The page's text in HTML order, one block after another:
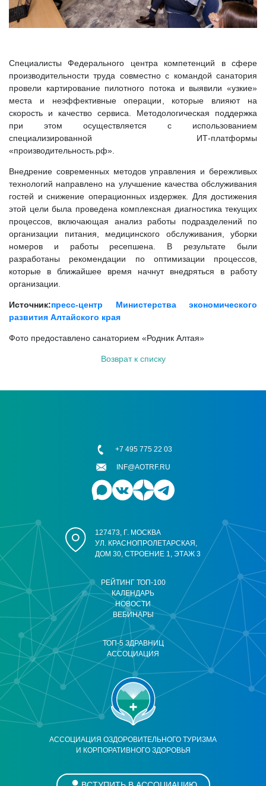
Специалисты Федерального центра компетенций в сфере
производительности труда совместно с командой санатория
провели картирование пилотного потока и выявили «узкие»
места и неэффективные операции, которые влияют на
скорость и качество сервиса. Методологическая поддержка
при этом осуществляется с использованием
специализированной ИТ-платформы
«производительность.рф».
Внедрение современных методов управления и бережливых
технологий направлено на улучшение качества обслуживания
гостей и снижение операционных издержек. Для достижения
этой цели была проведена комплексная диагностика текущих
процессов, включающая анализ работы подразделений по
организации питания, медицинского обслуживания, уборки
номеров и работы ресепшена. В результате были
разработаны рекомендации по оптимизации процессов,
которые в ближайшее время начнут внедряться в работу
организации.
Источник:пресс-центр Министерства экономического
развития Алтайского края
Фото предоставлено санаторием «Родник Алтая»
Возврат к списку
АССОЦИАЦИЯ ОЗДОРОВИТЕЛЬНОГО ТУРИЗМА
И КОРПОРАТИВНОГО ЗДОРОВЬЯ
РЕЙТИНГ ТОП-100
КАЛЕНДАРЬ
НОВОСТИ
ВЕБИНАРЫ
ТОП-5 ЗДРАВНИЦ
АССОЦИАЦИЯ
127473, Г. МОСКВА
УЛ. КРАСНОПРОЛЕТАРСКАЯ,
ДОМ 30, СТРОЕНИЕ 1, ЭТАЖ 3
+7 495 775 22 03
INF@AOTRF.RU